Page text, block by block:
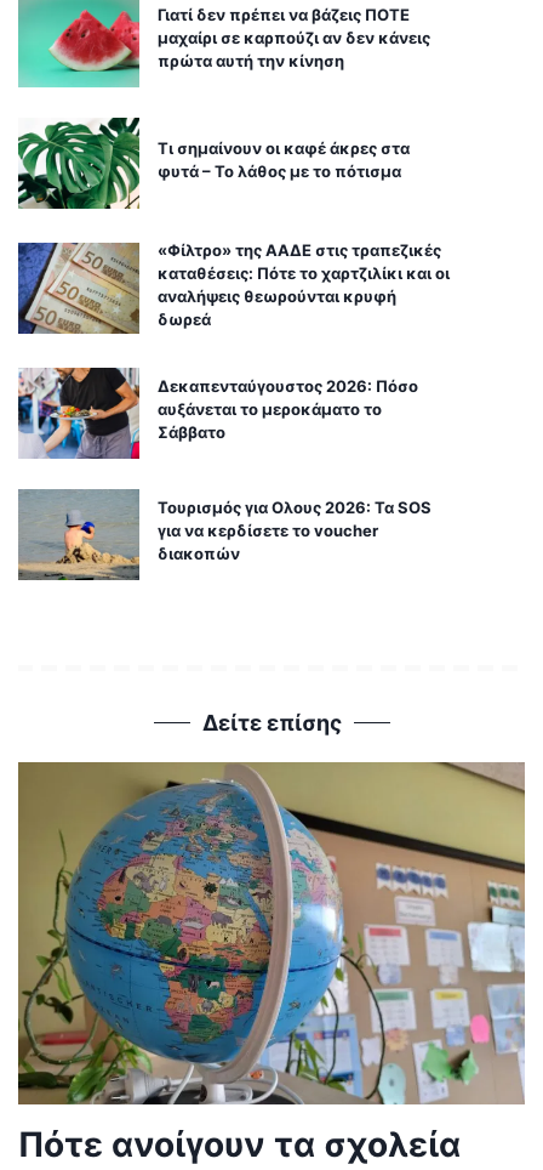
Γιατί δεν πρέπει να βάζεις ΠΟΤΕ
μαχαίρι σε καρπούζι αν δεν κάνεις
πρώτα αυτή την κίνηση
Τι σημαίνουν οι καφέ άκρες στα
φυτά – Το λάθος με το πότισμα
«Φίλτρο» της ΑΑΔΕ στις τραπεζικές
καταθέσεις: Πότε το χαρτζιλίκι και οι
αναλήψεις θεωρούνται κρυφή
δωρεά
Δεκαπενταύγουστος 2026: Πόσο
αυξάνεται το μεροκάματο το
Σάββατο
Τουρισμός για Ολους 2026: Τα SOS
για να κερδίσετε το voucher
διακοπών
Δείτε επίσης
Πότε ανοίγουν τα σχολεία